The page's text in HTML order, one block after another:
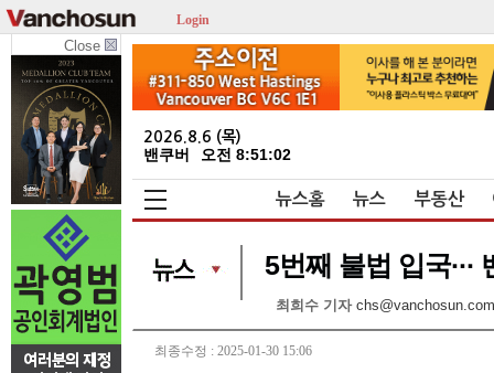
Login
Close
2026.8.6 (목)
밴쿠버 오전 8:51:03
뉴스홈 뉴스 부동산
5번째 불법 입국
최희수 기자 chs@vanchosun.com
최종수정 : 2025-01-30 15:06